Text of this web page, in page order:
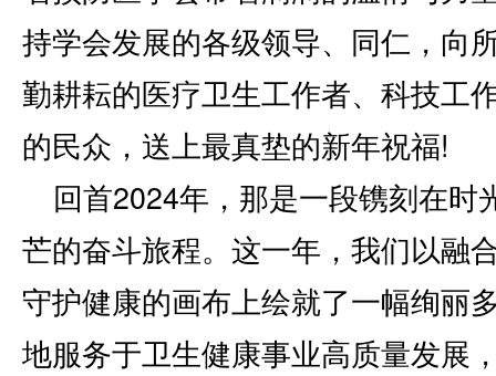
持学会发展的各级领导、同仁，向
勤耕耘的医疗卫生工作者、科技工
的民众，送上最真垫的新年祝福!
回首2024年，那是一段镌刻在时
芒的奋斗旅程。这一年，我们以融
守护健康的画布上绘就了一幅绚丽
地服务于卫生健康事业高质量发展